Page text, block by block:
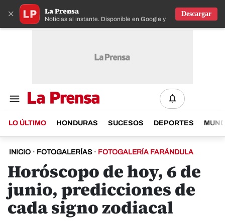
× La Prensa
Noticias al instante. Disponible en Google y IOS
Descargar
LO ÚLTIMO HONDURAS SUCESOS DEPORTES
INICIO · FOTOGALERÍAS · FOTOGALERÍA FARÁNDULA
Horóscopo de hoy, 6 de
junio, predicciones de
cada signo zodiacal